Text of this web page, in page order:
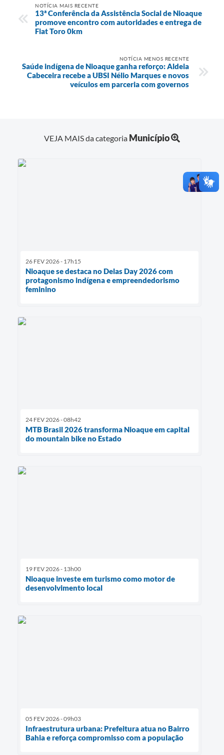
NOTÍCIA MAIS RECENTE
13ª Conferência da Assistência Social de Nioaque
promove encontro com autoridades e entrega de
Fiat Toro 0km
NOTÍCIA MENOS RECENTE
Saúde indígena de Nioaque ganha reforço: Aldeia
Cabeceira recebe a UBSI Nélio Marques e novos
veículos em parceria com governos
VEJA MAIS da categoria Município
26 FEV 2026 - 17h15
Nioaque se destaca no Delas Day 2026 com
protagonismo indígena e empreendedorismo
feminino
24 FEV 2026 - 08h42
MTB Brasil 2026 transforma Nioaque em capital
do mountain bike no Estado
19 FEV 2026 - 13h00
Nioaque investe em turismo como motor de
desenvolvimento local
05 FEV 2026 - 09h03
Infraestrutura urbana: Prefeitura atua no Bairro
Bahia e reforça compromisso com a população